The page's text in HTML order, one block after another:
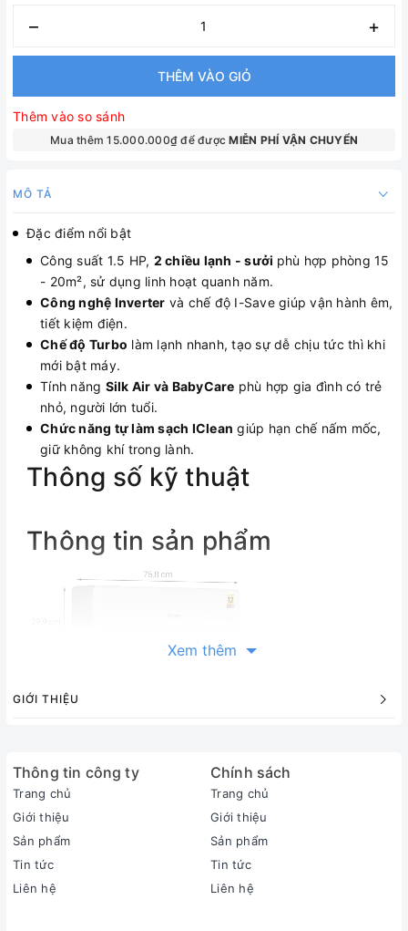
– +
THÊM VÀO GIỎ
Thêm vào so sánh
Mua thêm 15.000.000₫ để đượcMIỄN PHÍ VẬN CHUYỂN
MÔ TẢ
Đặc điểm nổi bật
Công suất 1.5 HP, 2 chiều lạnh - sưởi phù hợp phòng 15
- 20m², sử dụng linh hoạt quanh năm.
Công nghệ Inverter và chế độ I-Save giúp vận hành êm,
tiết kiệm điện.
Chế độ Turbo làm lạnh nhanh, tạo sự dễ chịu tức thì khi
mới bật máy.
Tính năng Silk Air và BabyCare phù hợp gia đình có trẻ
nhỏ, người lớn tuổi.
Chức năng tự làm sạch IClean giúp hạn chế nấm mốc,
giữ không khí trong lành.
Thông số kỹ thuật
Thông tin sản phẩm
Xem thêm
GIỚI THIỆU
Thông tin công ty
Trang chủ
Giới thiệu
Sản phẩm
Tin tức
Liên hệ
Chính sách
Trang chủ
Giới thiệu
Sản phẩm
Tin tức
Liên hệ